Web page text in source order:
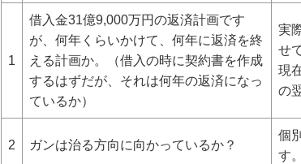
1
借入金31億9,000万円の返済計画です
が、何年くらいかけて、何年に返済を終
える計画か。（借入の時に契約書を作成
するはずだが、それは何年の返済になっ
ているか）
実
せ
現
の
2 ガンは治る方向に向かっているか？
個
す。